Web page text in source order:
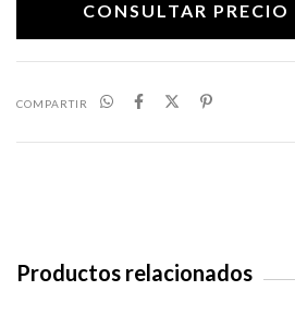
COMPARTIR
Productos relacionados